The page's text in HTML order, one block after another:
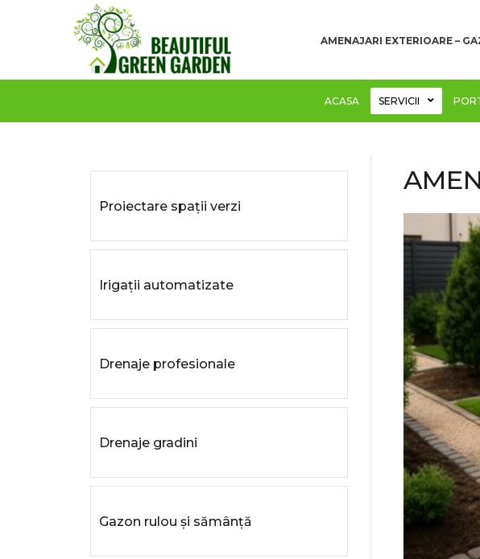
AMENAJARI EXTERIOARE –
ACASA SERVICII
Proiectare spații verzi
Irigații automatizate
Drenaje profesionale
Drenaje gradini
Gazon rulou și sămânță